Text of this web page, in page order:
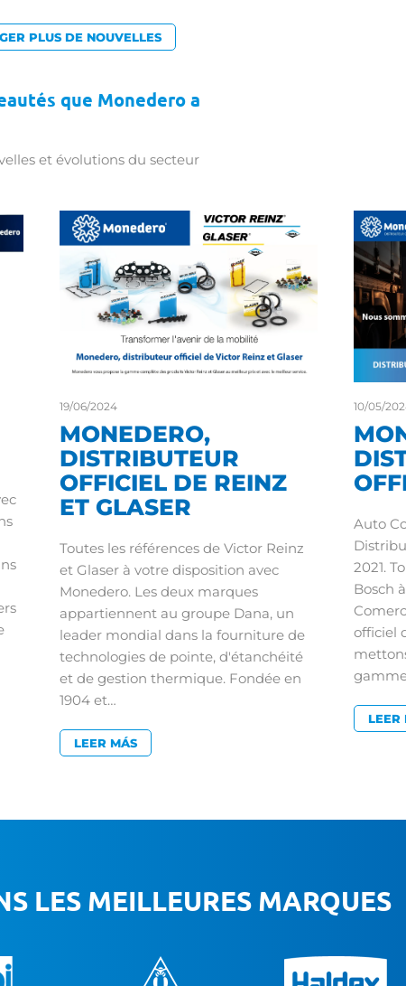
PLUS DE NOUVELLES
que Monedero a
et évolutions du secteur
19/06/2024
MONEDERO,
DISTRIBUTEUR
OFFICIEL DE REINZ
ET GLASER
Toutes les références de Victor Reinz
et Glaser à votre disposition avec
Monedero. Les deux marques
appartiennent au groupe Dana, un
leader mondial dans la fourniture de
technologies de pointe, d'étanchéité
et de gestion thermique. Fondée en
1904 et…
LEER MÁS
10/05/
Auto
2021.
Bosch
officiel
LEER
LES MEILLEURES MARQUES